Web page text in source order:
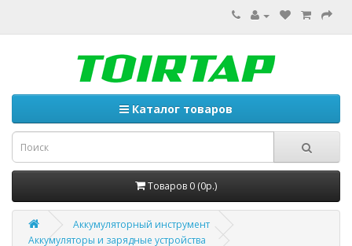
Каталог товаров
Товаров 0 (0р.)
Аккумуляторный инструмент
Аккумуляторы и зарядные устройства